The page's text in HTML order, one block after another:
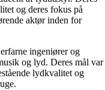
og deres fokus på
aktør inden for
ingeniører og
og lyd. Deres mål var
lydkvalitet og